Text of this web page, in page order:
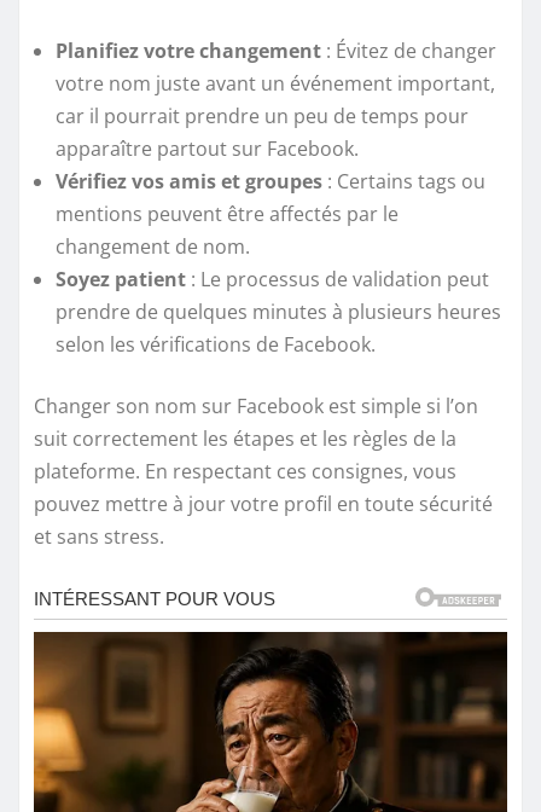
Planifiez votre changement : Évitez de changer
votre nom juste avant un événement important,
car il pourrait prendre un peu de temps pour
apparaître partout sur Facebook.
Vérifiez vos amis et groupes : Certains tags ou
mentions peuvent être affectés par le
changement de nom.
Soyez patient : Le processus de validation peut
prendre de quelques minutes à plusieurs heures
selon les vérifications de Facebook.
Changer son nom sur Facebook est simple si l’on
suit correctement les étapes et les règles de la
plateforme. En respectant ces consignes, vous
pouvez mettre à jour votre profil en toute sécurité
et sans stress.